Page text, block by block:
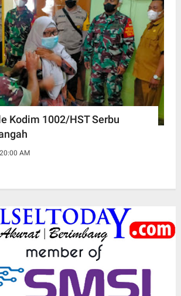
Kodim 1002/HST Serbu
AM